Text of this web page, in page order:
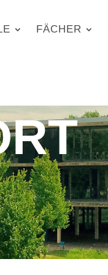
FÄCHER